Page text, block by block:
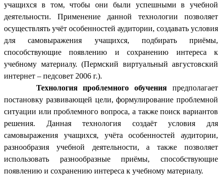
учащихся в том, чтобы они были успешными в учебной
деятельности. Применение данной технологии позволяет
осуществлять учёт особенностей аудитории, создавать условия
для самовыражения учащихся, подбирать приёмы,
способствующие появлению и сохранению интереса к
учебному материалу. (Пермский виртуальный августовский
интернет – педсовет 2006 г.).
Технология проблемного обучения предполагает
постановку развивающей цели, формулирование проблемной
ситуации или проблемного вопроса, а также поиск вариантов
решения. Данная технология создаёт условия для
самовыражения учащихся, учёта особенностей аудитории,
разнообразия учебной деятельности, а также позволяет
использовать разнообразные приёмы, способствующие
появлению и сохранению интереса к учебному материалу.